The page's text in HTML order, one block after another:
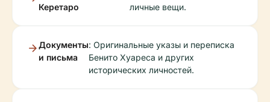
Керетаро
личные вещи.
Документы
и письма
: Оригинальные указы и переписка
Бенито Хуареса и других
исторических личностей.